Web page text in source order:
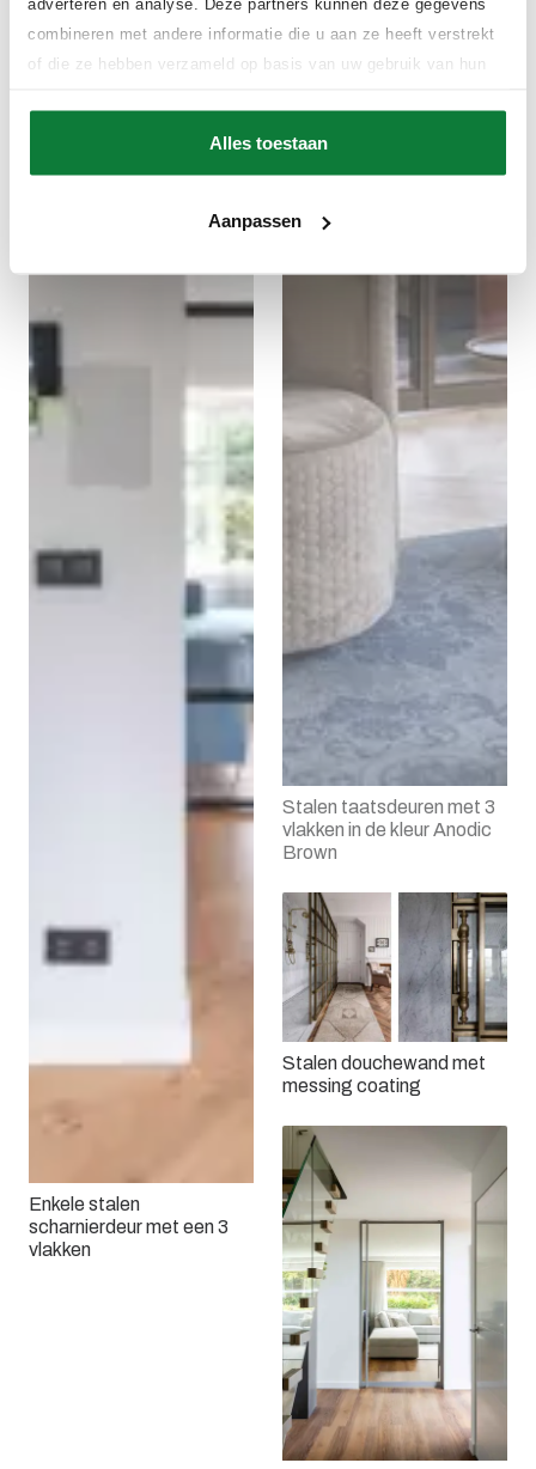
adverteren en analyse. Deze partners kunnen deze gegevens
combineren met andere informatie die u aan ze heeft verstrekt
of die ze hebben verzameld op basis van uw gebruik van hun
Alles toestaan
Aanpassen
Enkele stalen
scharnierdeur met een 3
vlakken
Stalen taatsdeuren met 3
vlakken in de kleur Anodic
Brown
Stalen douchewand met
messing coating